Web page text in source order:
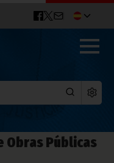
Obras Públicas